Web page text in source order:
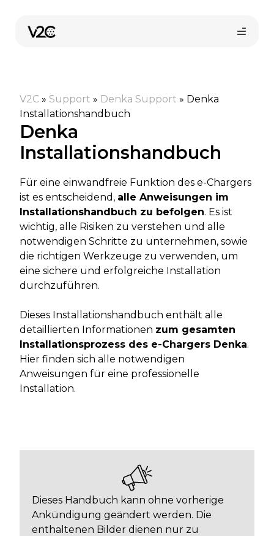
springen
Installateur finden
V2C » Support » Denka Support » Denka
Installationshandbuch
Denka
Installationshandbuch
Für eine einwandfreie Funktion des e-Chargers
ist es entscheidend, alle Anweisungen im
Installationshandbuch zu befolgen. Es ist
wichtig, alle Risiken zu verstehen und alle
notwendigen Schritte zu unternehmen, sowie
die richtigen Werkzeuge zu verwenden, um
eine sichere und erfolgreiche Installation
durchzuführen.
Dieses Installationshandbuch enthält alle
detaillierten Informationen zum gesamten
Installationsprozess des e-Chargers Denka.
Hier finden sich alle notwendigen
Anweisungen für eine professionelle
Installation.
Dieses Handbuch kann ohne vorherige
Ankündigung geändert werden. Die
enthaltenen Bilder dienen nur zu